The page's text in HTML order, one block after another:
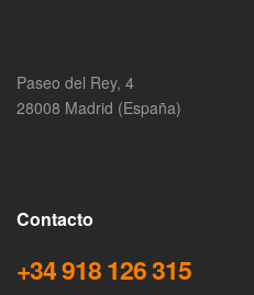
Paseo del Rey, 4
28008 Madrid (España)
Contacto
+34 918 126 315